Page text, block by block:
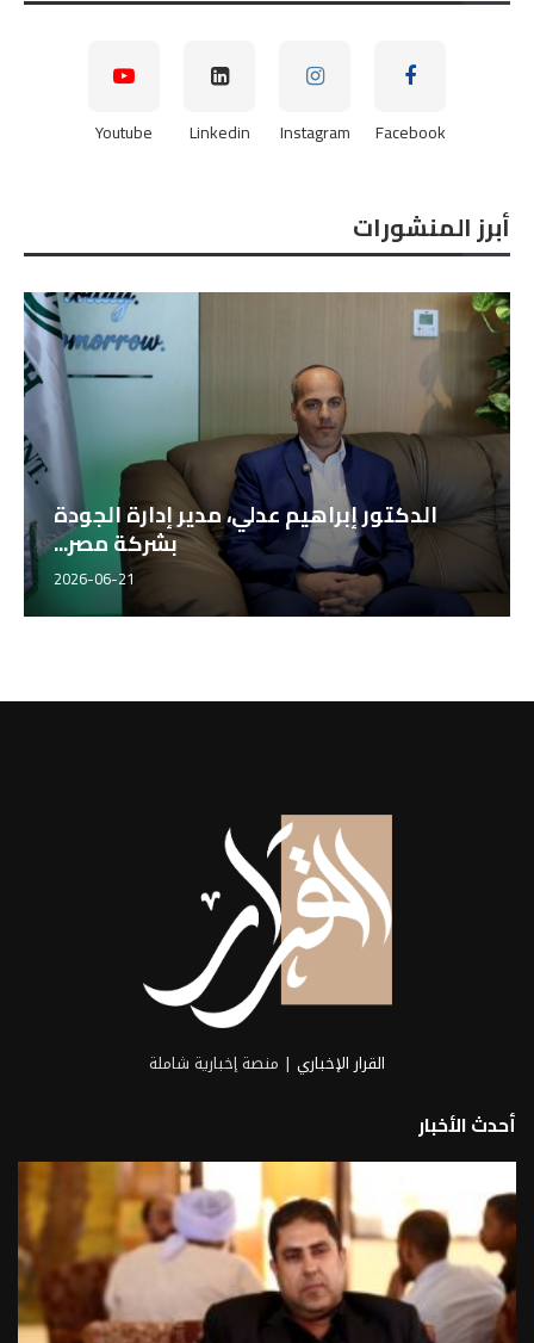
Facebook
Instagram
Linkedin
Youtube
أبرز المنشورات
الدكتور إبراهيم عدلي، مدير إدارة الجودة
بشركة مصر...
2026-06-21
القرار الإخباري | منصة إخبارية شاملة
أحدث الأخبار